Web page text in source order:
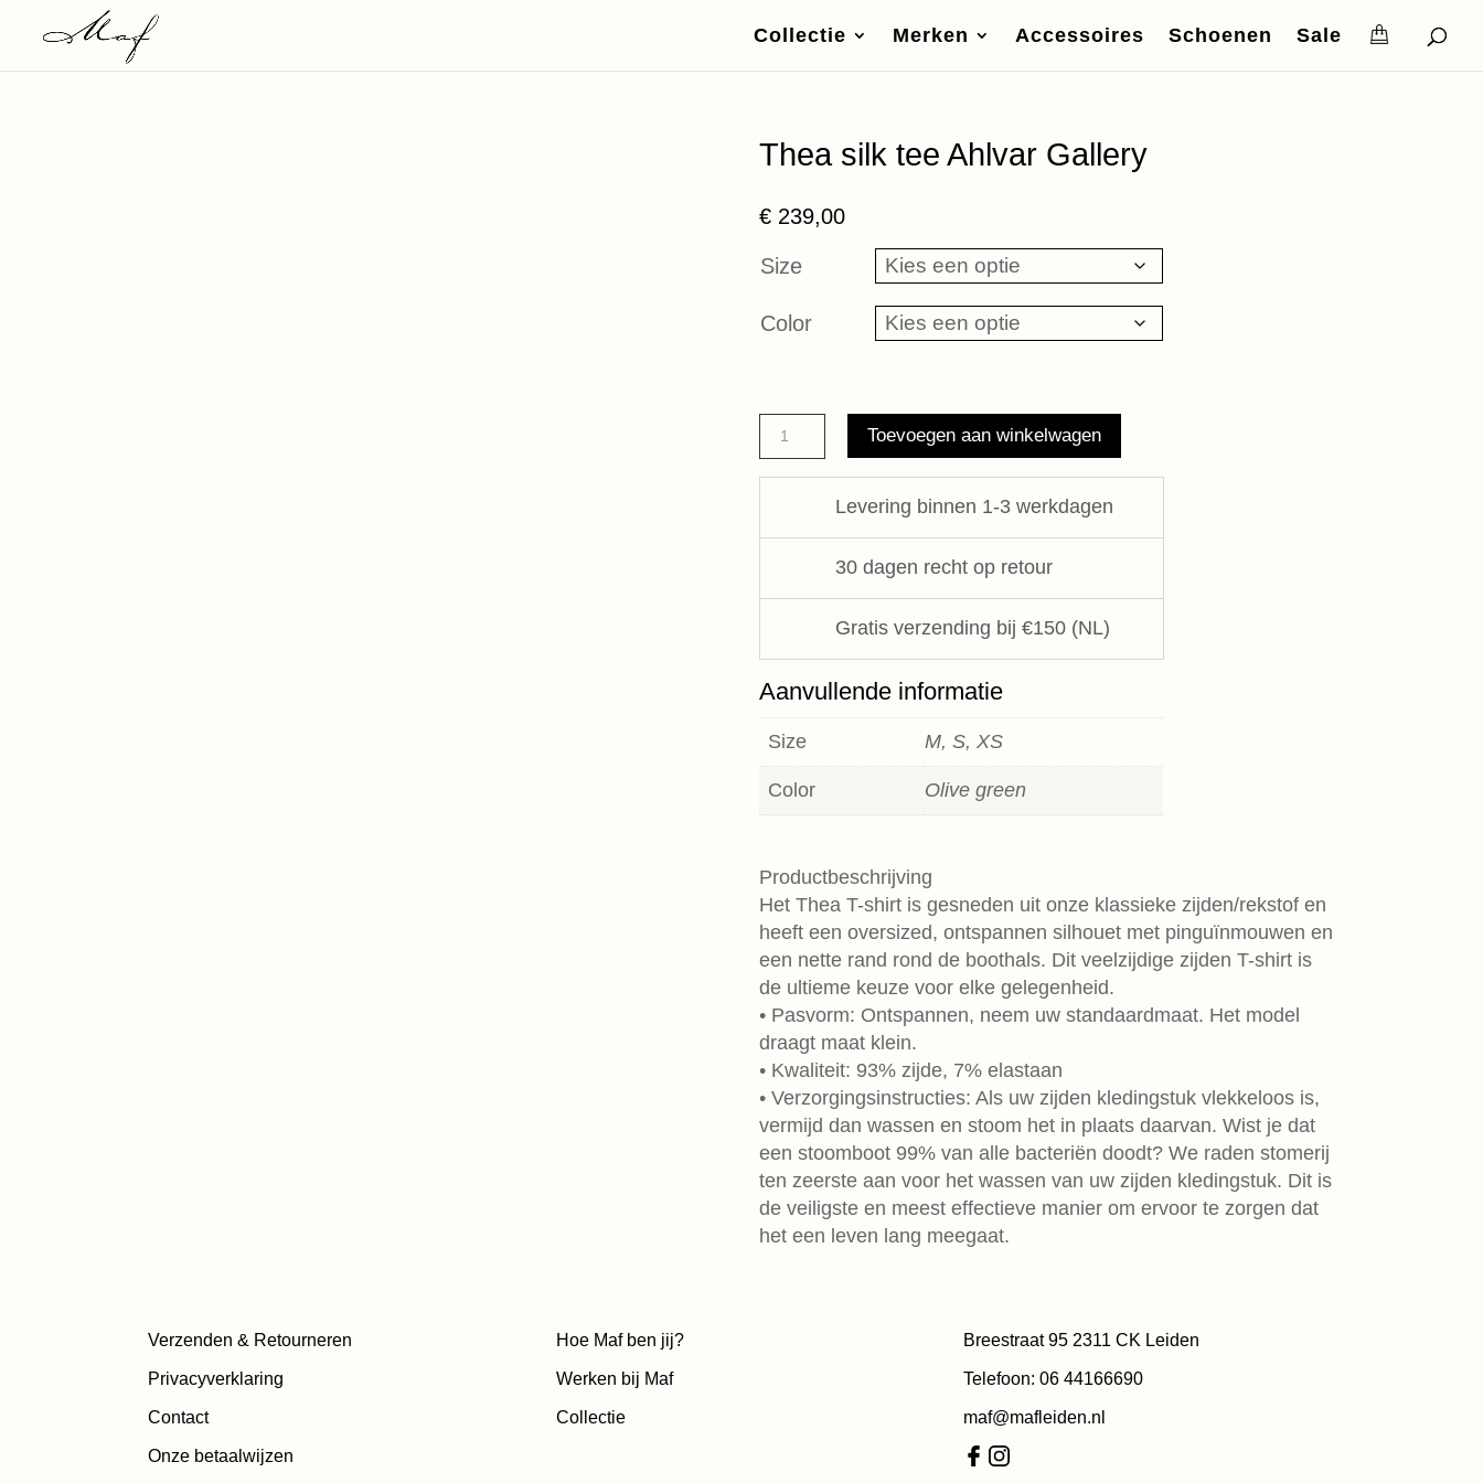
Collectie Merken Accessoires Schoenen Sale
Thea silk tee Ahlvar Gallery
€ 239,00
Size
Color
Thea
silk
tee
Gallery
Toevoegen aan winkelwagen
Levering binnen 1-3 werkdagen
30 dagen recht op retour
Gratis verzending bij €150 (NL)
Aanvullende informatie
Size M, S, XS
Color Olive green
Productbeschrijving
Het Thea T-shirt is gesneden uit onze klassieke zijden/rekstof en
heeft een oversized, ontspannen silhouet met pinguïnmouwen en
een nette rand rond de boothals. Dit veelzijdige zijden T-shirt is
de ultieme keuze voor elke gelegenheid.
• Pasvorm: Ontspannen, neem uw standaardmaat. Het model
draagt maat klein.
• Kwaliteit: 93% zijde, 7% elastaan
• Verzorgingsinstructies: Als uw zijden kledingstuk vlekkeloos is,
vermijd dan wassen en stoom het in plaats daarvan. Wist je dat
een stoomboot 99% van alle bacteriën doodt? We raden stomerij
ten zeerste aan voor het wassen van uw zijden kledingstuk. Dit is
de veiligste en meest effectieve manier om ervoor te zorgen dat
het een leven lang meegaat.
Verzenden & Retourneren
Privacyverklaring
Contact
Onze betaalwijzen
Hoe Maf ben jij?
Werken bij Maf
Collectie
Breestraat 95 2311 CK Leiden
Telefoon: 06 44166690
maf@mafleiden.nl